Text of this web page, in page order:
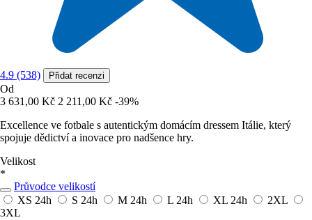
4.9 (538) Přidat recenzi
Od
3 631,00 Kč 2 211,00 Kč -39%
Excellence ve fotbale s autentickým domácím dressem Itálie, který
spojuje dědictví a inovace pro nadšence hry.
Velikost
*
Průvodce velikostí
XS 24h S 24h M 24h L 24h XL 24h
2XL
3XL